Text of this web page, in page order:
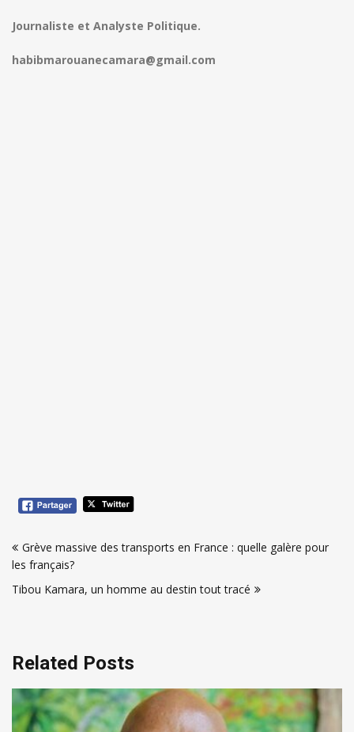
Journaliste et Analyste Politique.
habibmarouanecamara@gmail.com
de
l’article
Grève massive des transports en France : quelle galère pour
les français?
Tibou Kamara, un homme au destin tout tracé
Related Posts